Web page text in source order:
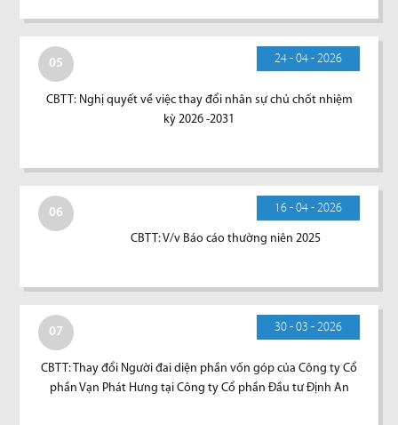
05 24 - 04 - 2026
CBTT: Nghị quyết về việc thay đổi nhân sự chủ chốt nhiệm
kỳ 2026 -2031
06 16 - 04 - 2026
CBTT: V/v Báo cáo thường niên 2025
07 30 - 03 - 2026
CBTT: Thay đổi Người đai diện phần vốn góp của Công ty Cổ
phần Vạn Phát Hưng tại Công ty Cổ phần Đầu tư Định An